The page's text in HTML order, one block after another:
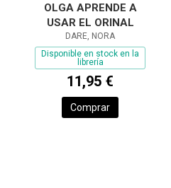
OLGA APRENDE A
USAR EL ORINAL
DARE, NORA
Disponible en stock en la
librería
11,95 €
Comprar